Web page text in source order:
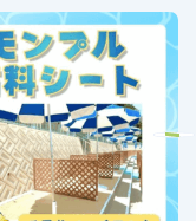
Next